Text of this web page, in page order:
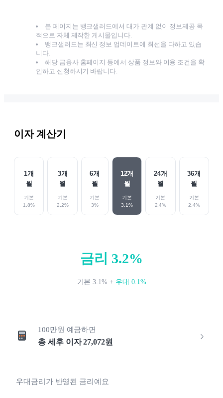
본 페이지는 뱅크샐러드에서 대가 관계 없이 정보제공 목
적으로 자체 제작한 게시물입니다.
뱅크샐러드는 최신 정보 업데이트에 최선을 다하고 있습
니다.
해당 금융사 홈페이지 등에서 상품 정보와 이용 조건을 확
인하고 신청하시기 바랍니다.
이자 계산기
1개
월
기본
1.8%
3개
월
기본
2.2%
6개
월
기본
3%
12개
월
기본
3.1%
24개
월
기본
2.4%
36개
월
기본
2.4%
금리 3.2%
기본3.1% + 우대 0.1%
100만원 예금하면
총 세후 이자27,072원
우대금리가 반영된 금리예요